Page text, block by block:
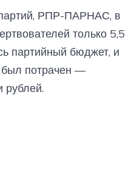
РПР-ПАРНАС, в
только 5,5
партийный бюджет, и
был потрачен —
рублей.